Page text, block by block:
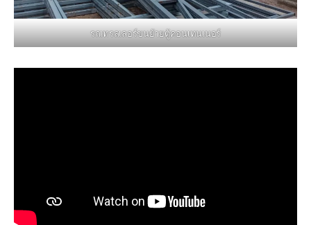
รถเทรลเลอร์ขนย้ายตู้คอนเทนเนอร์